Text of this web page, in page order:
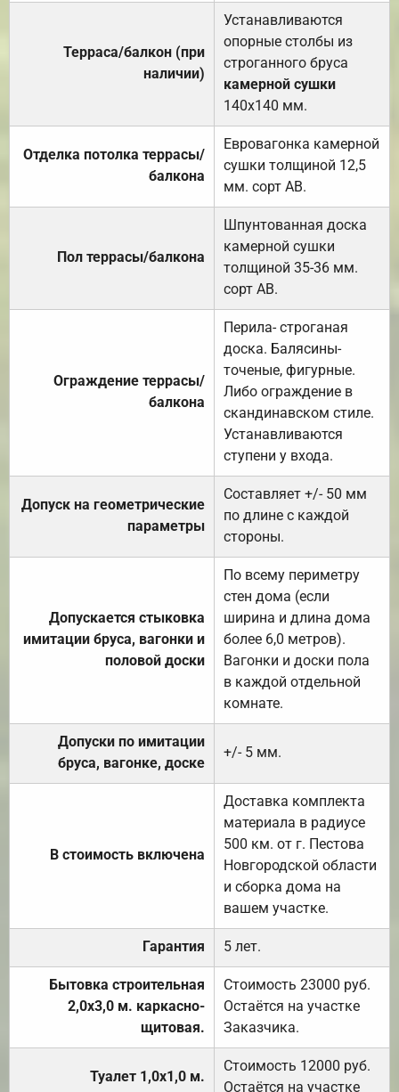
Терраса/балкон (при
наличии)
Устанавливаются
опорные столбы из
строганного бруса
камерной сушки
140х140 мм.
Отделка потолка террасы/
балкона
Евровагонка камерной
сушки толщиной 12,5
мм. сорт АВ.
Пол террасы/балкона
Шпунтованная доска
камерной сушки
толщиной 35-36 мм.
сорт АВ.
Ограждение террасы/
балкона
Перила- строганая
доска. Балясины-
точеные, фигурные.
Либо ограждение в
скандинавском стиле.
Устанавливаются
ступени у входа.
Допуск на геометрические
параметры
Составляет +/- 50 мм
по длине с каждой
стороны.
Допускается стыковка
имитации бруса, вагонки и
половой доски
По всему периметру
стен дома (если
ширина и длина дома
более 6,0 метров).
Вагонки и доски пола
в каждой отдельной
комнате.
Допуски по имитации
бруса, вагонке, доске
+/- 5 мм.
В стоимость включена
Доставка комплекта
материала в радиусе
500 км. от г. Пестова
Новгородской области
и сборка дома на
вашем участке.
Гарантия 5 лет.
Бытовка строительная
2,0х3,0 м. каркасно-
щитовая.
Стоимость 23000 руб.
Остаётся на участке
Заказчика.
Туалет 1,0х1,0 м.
Стоимость 12000 руб.
Остаётся на участке